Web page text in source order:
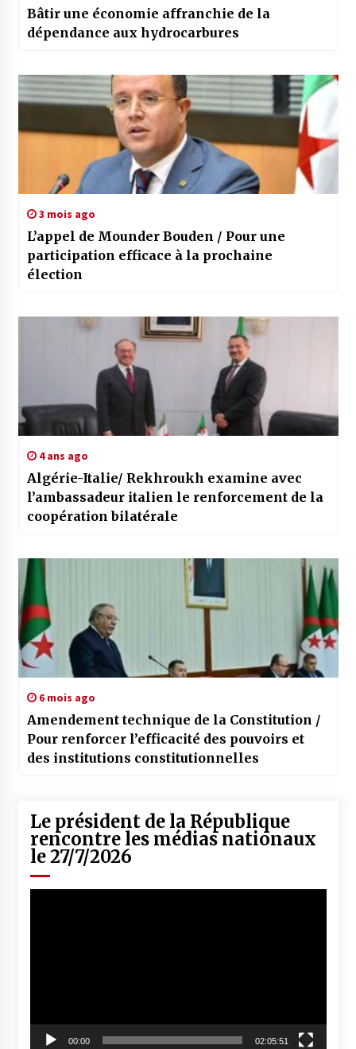
Bâtir une économie affranchie de la
dépendance aux hydrocarbures
3 mois ago
L’appel de Mounder Bouden / Pour une
participation efficace à la prochaine
élection
4 ans ago
Algérie-Italie/ Rekhroukh examine avec
l’ambassadeur italien le renforcement de la
coopération bilatérale
6 mois ago
Amendement technique de la Constitution /
Pour renforcer l’efficacité des pouvoirs et
des institutions constitutionnelles
Le président de la République
rencontre les médias nationaux
le 27/7/2026
00:00 02:05:51